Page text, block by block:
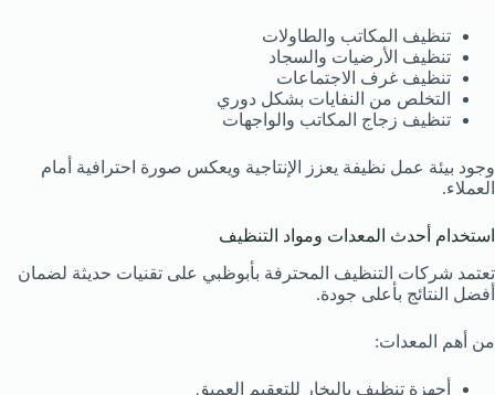
تنظيف المكاتب والطاولات
تنظيف الأرضيات والسجاد
تنظيف غرف الاجتماعات
التخلص من النفايات بشكل دوري
تنظيف زجاج المكاتب والواجهات
وجود بيئة عمل نظيفة يعزز الإنتاجية ويعكس صورة احترافية أمام
العملاء.
استخدام أحدث المعدات ومواد التنظيف
تعتمد شركات التنظيف المحترفة بأبوظبي على تقنيات حديثة لضمان
أفضل النتائج بأعلى جودة.
من أهم المعدات:
أجهزة تنظيف بالبخار للتعقيم العميق